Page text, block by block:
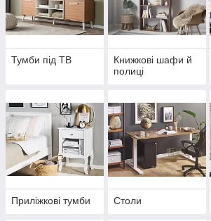
Тумби під ТВ
Книжкові шафи й
полиці
Приліжкові тумби Столи